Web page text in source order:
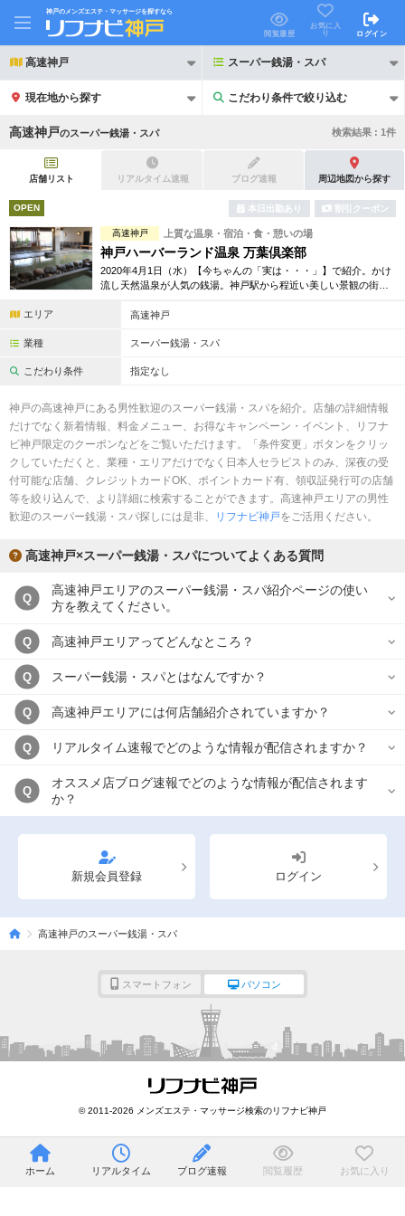
神戸のメンズエステ・マッサージを探すなら
閲覧履歴
お気に入
り
ログイン
高速神戸 スーパー銭湯・スパ
現在地から探す こだわり条件で絞り込む
こだわり条件で絞り込む
21時以降も受付 24時以降も受付
初回割引あり リピーター割引あり
キャッシュレス決済OK
2名様歓迎
完全個室 半個室あり
ペアルームあり シャワー室完備
フットバスあり 岩盤浴あり
専用駐車場あり 有資格者在籍
日本人スタッフのみ 女性スタッフのみ
スタッフ指名可 Ｗセラピスト
こだわり条件を変更
閉じる
高速神戸のスーパー銭湯・スパ 検索結果 : 1件
店舗リスト リアルタイム速報 ブログ速報 周辺地図から探す
OPEN 本日出勤あり 割引クーポン
高速神戸 上質な温泉・宿泊・食・憩いの場
神戸ハーバーランド温泉 万葉倶楽部
2020年4月1日（水）【今ちゃんの「実は・・・」】で紹介。かけ
流し天然温泉が人気の銭湯。神戸駅から程近い美しい景観の街に
市の温泉郷」です。
エリア 高速神戸
業種 スーパー銭湯・スパ
こだわり条件 指定なし
神戸の高速神戸にある男性歓迎のスーパー銭湯・スパを紹介。店舗の詳細情報
だけでなく新着情報、料金メニュー、お得なキャンペーン・イベント、リフナ
ビ神戸限定のクーポンなどをご覧いただけます。「条件変更」ボタンをクリッ
クしていただくと、業種・エリアだけでなく日本人セラピストのみ、深夜の受
付可能な店舗、クレジットカードOK、ポイントカード有、領収証発行可の店舗
等を絞り込んで、より詳細に検索することができます。高速神戸エリアの男性
歓迎のスーパー銭湯・スパ探しには是非、
リフナビ神戸をご活用ください。
高速神戸×スーパー銭湯・スパについてよくある質問
Q
高速神戸エリアのスーパー銭湯・スパ紹介ページの使い
方を教えてください。
Q 高速神戸エリアってどんなところ？
Q スーパー銭湯・スパとはなんですか？
Q 高速神戸エリアには何店舗紹介されていますか？
Q リアルタイム速報でどのような情報が配信されますか？
Q
オススメ店ブログ速報でどのような情報が配信されます
か？
新規会員登録 ログイン
高速神戸のスーパー銭湯・スパ
スマートフォン パソコン
© 2011-2026 メンズエステ・マッサージ検索のリフナビ神戸
ホーム リアルタイム ブログ速報 閲覧履歴 お気に入り